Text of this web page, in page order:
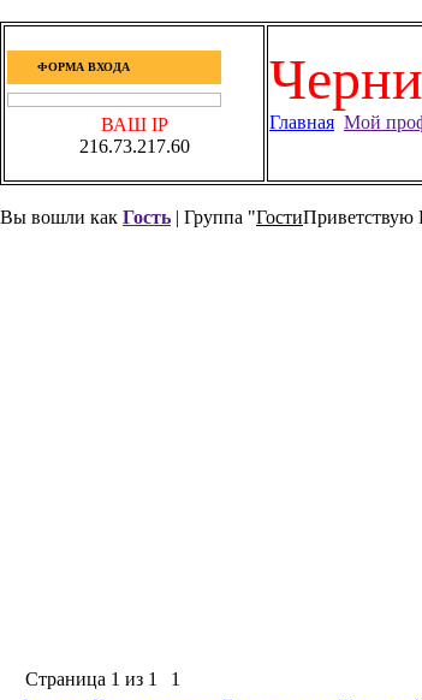
ФОРМА ВХОДА
ВАШ IP
216.73.217.60
Главная Мой
Вы вошли как Гость | Группа "ГостиПриветствую
Страница 1 из 1
1